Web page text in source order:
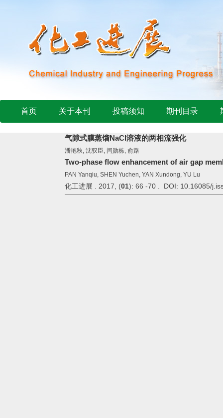
首页 关于本刊 投稿须知 期刊目录
气隙式膜蒸馏NaCl溶液的两相流强化
潘艳秋, 沈驭臣, 闫勋栋, 俞路
Two-phase flow enhancement of air gap
PAN Yanqiu, SHEN Yuchen, YAN Xundong, YU Lu
化工进展 . 2017, (01): 66 -70 . DOI: 10.16085/